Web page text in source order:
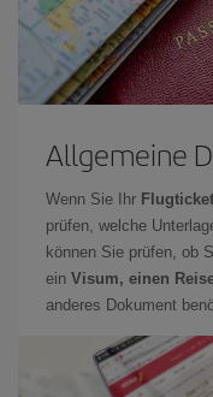
Allgemeine
Wenn Sie Ihr Flugticket
prüfen, welche
können Sie prüfen, ob
ein Visum, einen
anderes Dokument